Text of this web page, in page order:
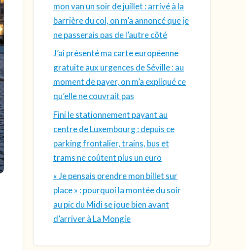
mon van un soir de juillet : arrivé à la
barrière du col, on m’a annoncé que je
ne passerais pas de l’autre côté
J’ai présenté ma carte européenne
gratuite aux urgences de Séville : au
moment de payer, on m’a expliqué ce
qu’elle ne couvrait pas
Fini le stationnement payant au
centre de Luxembourg : depuis ce
parking frontalier, trains, bus et
trams ne coûtent plus un euro
« Je pensais prendre mon billet sur
place » : pourquoi la montée du soir
au pic du Midi se joue bien avant
d’arriver à La Mongie